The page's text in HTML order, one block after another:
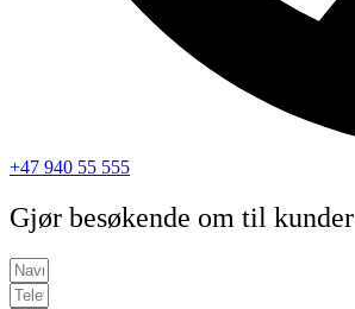
+47 940 55 555
Gjør besøkende om til kunder